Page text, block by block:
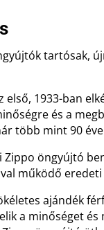
tartósak,
első, 1933-ban
és a
több mint 90
Zippo öngyújtó
működő
ajándék
a minőséget